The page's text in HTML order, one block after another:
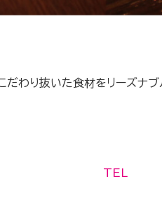
わり抜いた食材をリーズナ
TEL